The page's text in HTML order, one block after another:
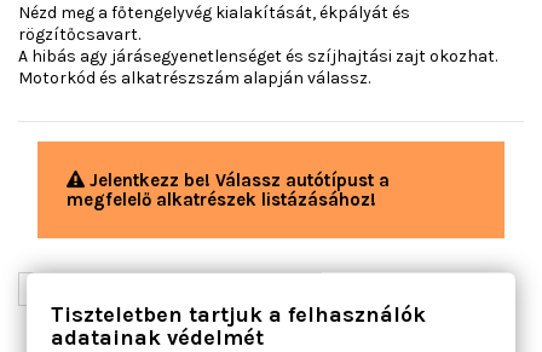
Nézd meg a főtengelyvég kialakítását, ékpályát és
rögzítőcsavart.
A hibás agy járásegyenetlenséget és szíjhajtási zajt okozhat.
Motorkód és alkatrészszám alapján válassz.
Jelentkezz be! Válassz autótípust a
megfelelő alkatrészek listázásához!
1-1 / 1 elem mutatása
Tiszteletben tartjuk a felhasználók
adatainak védelmét